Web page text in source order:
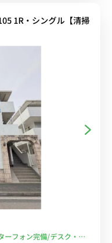
1R・シングル【清掃
ーフォン完備/デスク・チ